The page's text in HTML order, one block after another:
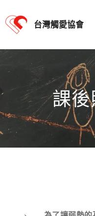
台灣觸愛協會
課